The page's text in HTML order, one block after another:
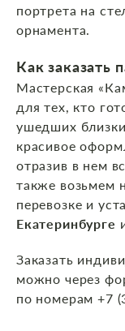
портрета на
орнамента.
Как заказать
Мастерская
для тех, кто
ушедших
красивое
отразив в нем
также возьмем
перевозке и
Екатеринбурге
Заказать
можно через
по номерам +7